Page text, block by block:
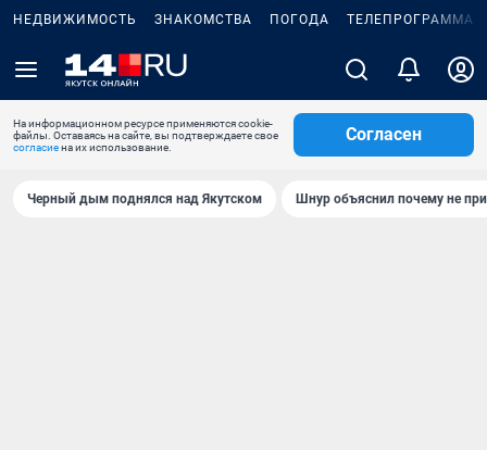
НЕДВИЖИМОСТЬ ЗНАКОМСТВА ПОГОДА ТЕЛЕПРОГРАММА
На информационном ресурсе применяются cookie-
файлы. Оставаясь на сайте, вы подтверждаете свое
согласиена их использование.
Согласен
Черный дым поднялся над Якутском Шнур объяснил почему не